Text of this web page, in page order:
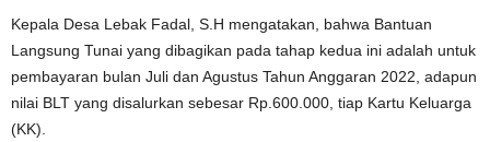
Kepala Desa Lebak Fadal, S.H mengatakan, bahwa Bantuan
Langsung Tunai yang dibagikan pada tahap kedua ini adalah untuk
pembayaran bulan Juli dan Agustus Tahun Anggaran 2022, adapun
nilai BLT yang disalurkan sebesar Rp.600.000, tiap Kartu Keluarga
(KK).